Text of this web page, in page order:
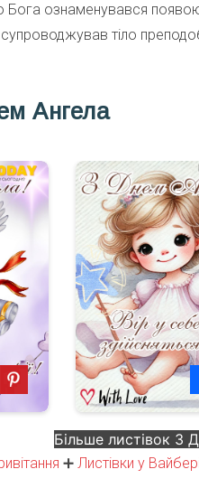
до Бога ознаменувався
тіло
Ангела
Більше листівок З
➕ Листівки у